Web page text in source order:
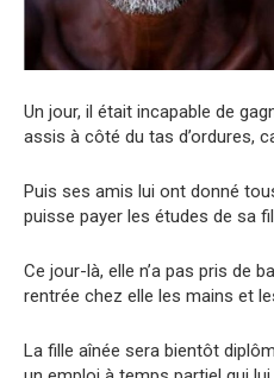
Un jour, il était incapablе de
assis à côté du tas d’ordurеs,
Puis ses amis lui ont donné
puisse payer les études de sa
Ce jour-là, elle n’a pas pris de
rentrée chez elle les mains et
La fille aînée sera bientôt